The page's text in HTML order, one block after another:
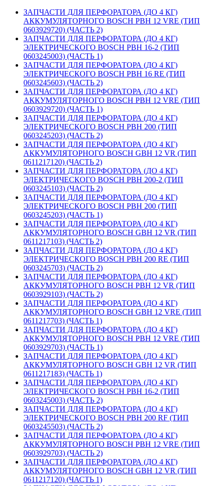
ЗАПЧАСТИ ДЛЯ ПЕРФОРАТОРА (ДО 4 КГ)
АККУМУЛЯТОРНОГО BOSCH PBH 12 VRE (ТИП
0603929720) (ЧАСТЬ 2)
ЗАПЧАСТИ ДЛЯ ПЕРФОРАТОРА (ДО 4 КГ)
ЭЛЕКТРИЧЕСКОГО BOSCH PBH 16-2 (ТИП
0603245003) (ЧАСТЬ 1)
ЗАПЧАСТИ ДЛЯ ПЕРФОРАТОРА (ДО 4 КГ)
ЭЛЕКТРИЧЕСКОГО BOSCH PBH 16 RE (ТИП
0603245603) (ЧАСТЬ 2)
ЗАПЧАСТИ ДЛЯ ПЕРФОРАТОРА (ДО 4 КГ)
АККУМУЛЯТОРНОГО BOSCH PBH 12 VRE (ТИП
0603929720) (ЧАСТЬ 1)
ЗАПЧАСТИ ДЛЯ ПЕРФОРАТОРА (ДО 4 КГ)
ЭЛЕКТРИЧЕСКОГО BOSCH PBH 200 (ТИП
0603245203) (ЧАСТЬ 2)
ЗАПЧАСТИ ДЛЯ ПЕРФОРАТОРА (ДО 4 КГ)
АККУМУЛЯТОРНОГО BOSCH GBH 12 VR (ТИП
0611217120) (ЧАСТЬ 2)
ЗАПЧАСТИ ДЛЯ ПЕРФОРАТОРА (ДО 4 КГ)
ЭЛЕКТРИЧЕСКОГО BOSCH PBH 200-2 (ТИП
0603245103) (ЧАСТЬ 2)
ЗАПЧАСТИ ДЛЯ ПЕРФОРАТОРА (ДО 4 КГ)
ЭЛЕКТРИЧЕСКОГО BOSCH PBH 200 (ТИП
0603245203) (ЧАСТЬ 1)
ЗАПЧАСТИ ДЛЯ ПЕРФОРАТОРА (ДО 4 КГ)
АККУМУЛЯТОРНОГО BOSCH GBH 12 VR (ТИП
0611217103) (ЧАСТЬ 2)
ЗАПЧАСТИ ДЛЯ ПЕРФОРАТОРА (ДО 4 КГ)
ЭЛЕКТРИЧЕСКОГО BOSCH PBH 200 RE (ТИП
0603245703) (ЧАСТЬ 2)
ЗАПЧАСТИ ДЛЯ ПЕРФОРАТОРА (ДО 4 КГ)
АККУМУЛЯТОРНОГО BOSCH PBH 12 VR (ТИП
0603929103) (ЧАСТЬ 2)
ЗАПЧАСТИ ДЛЯ ПЕРФОРАТОРА (ДО 4 КГ)
АККУМУЛЯТОРНОГО BOSCH GBH 12 VRE (ТИП
0611217703) (ЧАСТЬ 1)
ЗАПЧАСТИ ДЛЯ ПЕРФОРАТОРА (ДО 4 КГ)
АККУМУЛЯТОРНОГО BOSCH PBH 12 VRE (ТИП
0603929703) (ЧАСТЬ 1)
ЗАПЧАСТИ ДЛЯ ПЕРФОРАТОРА (ДО 4 КГ)
АККУМУЛЯТОРНОГО BOSCH GBH 12 VR (ТИП
0611217183) (ЧАСТЬ 1)
ЗАПЧАСТИ ДЛЯ ПЕРФОРАТОРА (ДО 4 КГ)
ЭЛЕКТРИЧЕСКОГО BOSCH PBH 16-2 (ТИП
0603245003) (ЧАСТЬ 2)
ЗАПЧАСТИ ДЛЯ ПЕРФОРАТОРА (ДО 4 КГ)
ЭЛЕКТРИЧЕСКОГО BOSCH PBH 200 RF (ТИП
0603245503) (ЧАСТЬ 2)
ЗАПЧАСТИ ДЛЯ ПЕРФОРАТОРА (ДО 4 КГ)
АККУМУЛЯТОРНОГО BOSCH PBH 12 VRE (ТИП
0603929703) (ЧАСТЬ 2)
ЗАПЧАСТИ ДЛЯ ПЕРФОРАТОРА (ДО 4 КГ)
АККУМУЛЯТОРНОГО BOSCH GBH 12 VR (ТИП
0611217120) (ЧАСТЬ 1)